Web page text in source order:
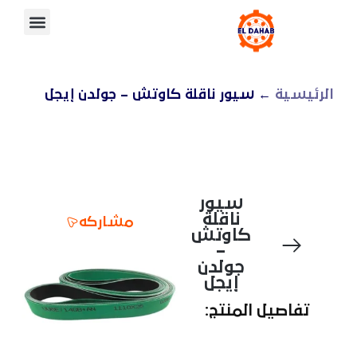
الرئيسية← سيور ناقلة كاوتش – جولدن إيجل
سيور
ناقلة
كاوتش
جولدن
إيجل
تفاصيل المنتج:
مشاركه